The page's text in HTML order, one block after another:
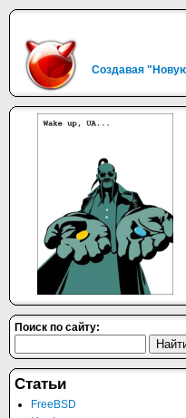
Создавая
Поиск по сайту:
Статьи
FreeBSD